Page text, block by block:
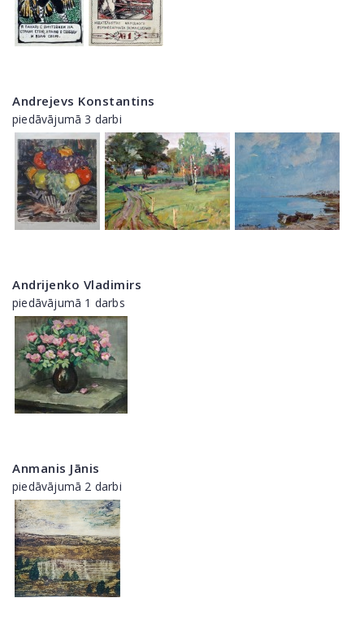
Andrejevs Konstantins
piedāvājumā 3 darbi
Andrijenko Vladimirs
piedāvājumā 1 darbs
Anmanis Jānis
piedāvājumā 2 darbi